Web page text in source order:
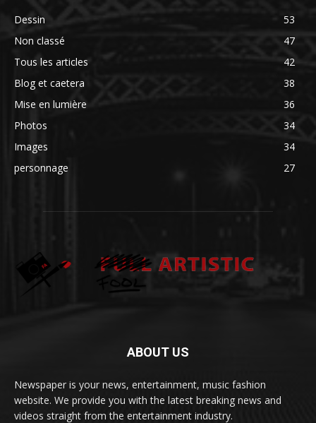
Dessin
53
Non classé
47
Tous les articles
42
Blog et caetera
38
Mise en lumière
36
Photos
34
Images
34
personnage
27
ABOUT US
Newspaper is your news, entertainment, music fashion
website. We provide you with the latest breaking news and
videos straight from the entertainment industry.